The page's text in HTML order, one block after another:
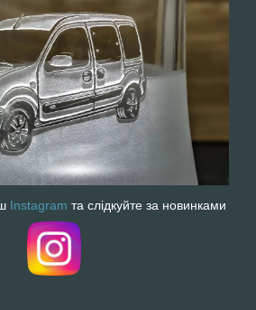
Instagram та слідкуйте за новинками